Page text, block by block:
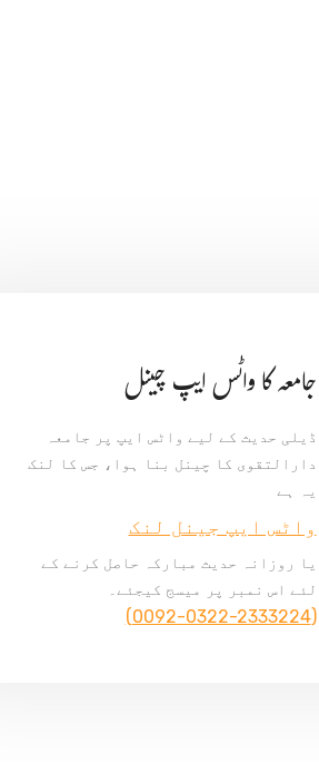
جامعہ کا واٹس ایپ چینل
ڈیلی حدیث کے لیے واٹس ایپ پر جامعہ
دارالتقوی کا چینل بنا ہوا، جس کا لنک
یہ ہے
واٹس ایپ جینل لنک
یا روزانہ حدیث مبارکہ حاصل کرنے کے
لئے اس نمبر پر میسج کیجئے۔
(0092-0322-2333224)